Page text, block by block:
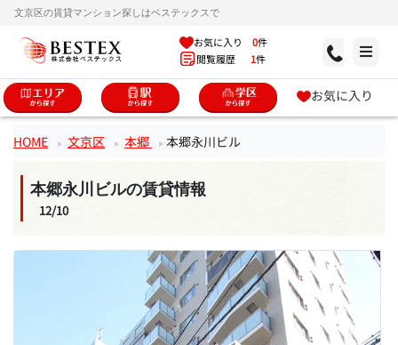
文京区の賃貸マンション探しはベステックスで
お気に入り 0件
閲覧履歴 1件
お気に入り
HOME 文京区 本郷 本郷永川ビル
本郷永川ビルの賃貸情報
12/10